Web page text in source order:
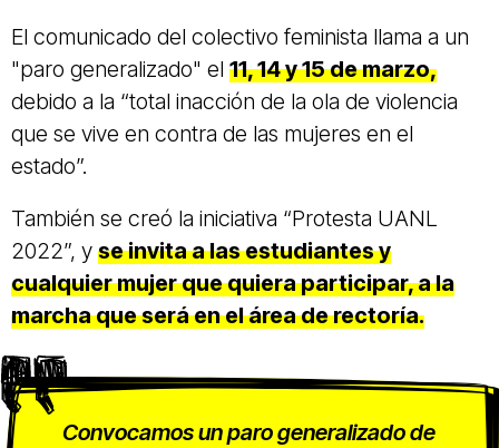
El comunicado del colectivo feminista llama a un
"paro generalizado" el 11, 14 y 15 de marzo,
debido a la “total inacción de la ola de violencia
que se vive en contra de las mujeres en el
estado”.
También se creó la iniciativa “Protesta UANL
2022”, y se invita a las estudiantes y
cualquier mujer que quiera participar, a la
marcha que será en el área de rectoría.
Convocamos un paro generalizado de